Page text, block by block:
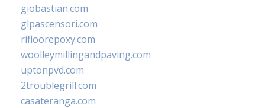
giobastian.com
glpascensori.com
rifloorepoxy.com
woolleymillingandpaving.com
uptonpvd.com
2troublegrill.com
casateranga.com